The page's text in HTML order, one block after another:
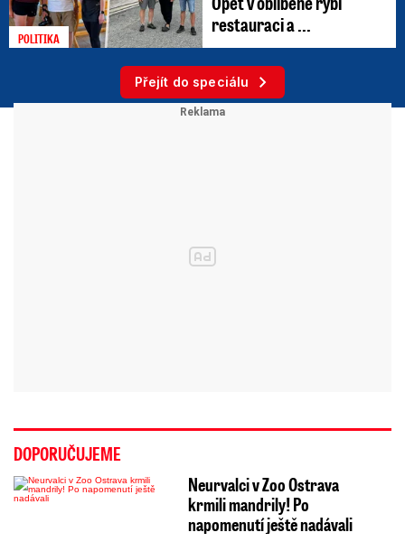
POLITIKA
restauraci a ...
Přejít do speciálu
DOPORUČUJEME
Neurvalci v Zoo Ostrava
krmili mandrily! Po
napomenutí ještě nadávali